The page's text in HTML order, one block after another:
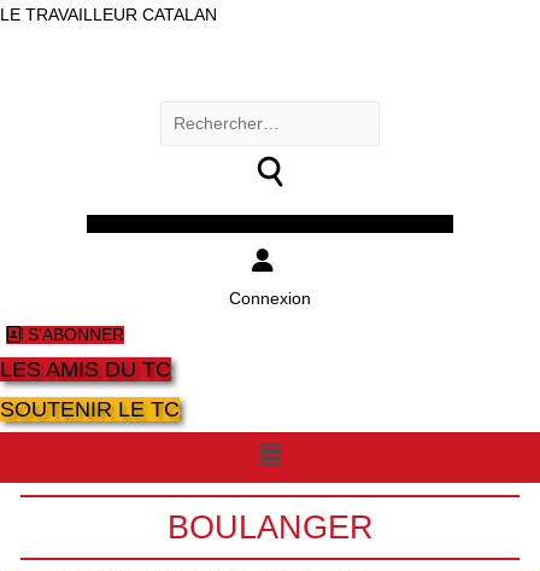
LE TRAVAILLEUR CATALAN
Rechercher :
Connexion
S'ABONNER
LES AMIS DU TC
SOUTENIR LE TC
Menu
BOULANGER